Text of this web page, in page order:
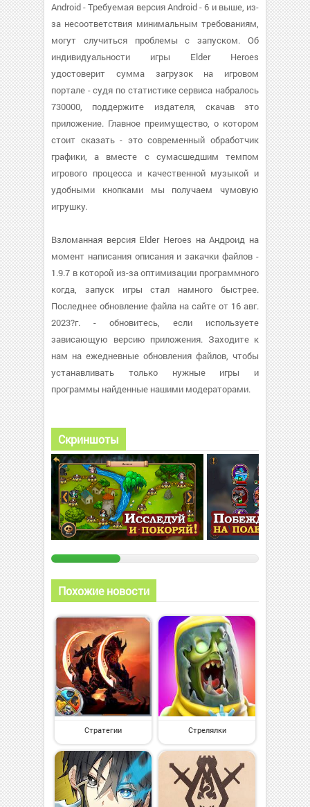
Android - Требуемая версия Android - 6 и выше, из-
за несоответствия минимальным требованиям,
могут случиться проблемы с запуском. Об
индивидуальности игры Elder Heroes
удостоверит сумма загрузок на игровом
портале - судя по статистике сервиса набралось
730000, поддержите издателя, скачав это
приложение. Главное преимущество, о котором
стоит сказать - это современный обработчик
графики, а вместе с сумасшедшим темпом
игрового процесса и качественной музыкой и
удобными кнопками мы получаем чумовую
игрушку.
Взломанная версия Elder Heroes на Андроид на
момент написания описания и закачки файлов -
1.9.7 в которой из-за оптимизации программного
когда, запуск игры стал намного быстрее.
Последнее обновление файла на сайте от 16 авг.
2023?г. - обновитесь, если используете
зависающую версию приложения. Заходите к
нам на ежедневные обновления файлов, чтобы
устанавливать только нужные игры и
программы найденные нашими модераторами.
Скриншоты
Похожие новости
Стратегии Стрелялки